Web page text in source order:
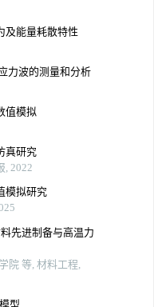
及能量耗散特性
力波的测量和分析
值模拟
真研究
, 2022
模拟研究
先进制备与高温力
院 等, 材料工程,
型